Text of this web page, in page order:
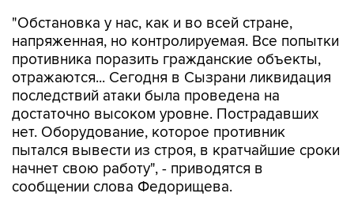
"Обстановка у нас, как и во всей стране,
напряженная, но контролируемая. Все попытки
противника поразить гражданские объекты,
отражаются... Сегодня в Сызрани ликвидация
последствий атаки была проведена на
достаточно высоком уровне. Пострадавших
нет. Оборудование, которое противник
пытался вывести из строя, в кратчайшие сроки
начнет свою работу", - приводятся в
сообщении слова Федорищева.